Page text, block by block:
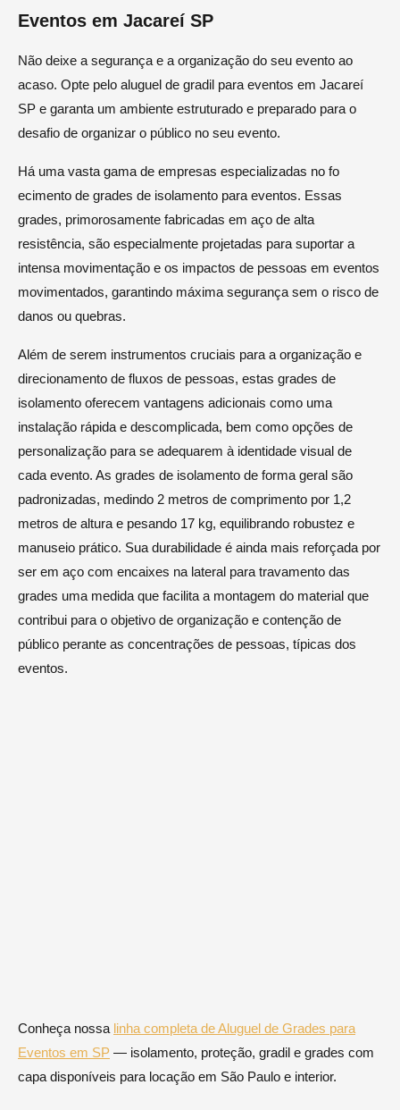
Eventos em Jacareí SP
Não deixe a segurança e a organização do seu evento ao
acaso. Opte pelo aluguel de gradil para eventos em Jacareí
SP e garanta um ambiente estruturado e preparado para o
desafio de organizar o público no seu evento.
Há uma vasta gama de empresas especializadas no fo
ecimento de grades de isolamento para eventos. Essas
grades, primorosamente fabricadas em aço de alta
resistência, são especialmente projetadas para suportar a
intensa movimentação e os impactos de pessoas em eventos
movimentados, garantindo máxima segurança sem o risco de
danos ou quebras.
Além de serem instrumentos cruciais para a organização e
direcionamento de fluxos de pessoas, estas grades de
isolamento oferecem vantagens adicionais como uma
instalação rápida e descomplicada, bem como opções de
personalização para se adequarem à identidade visual de
cada evento. As grades de isolamento de forma geral são
padronizadas, medindo 2 metros de comprimento por 1,2
metros de altura e pesando 17 kg, equilibrando robustez e
manuseio prático. Sua durabilidade é ainda mais reforçada por
ser em aço com encaixes na lateral para travamento das
grades uma medida que facilita a montagem do material que
contribui para o objetivo de organização e contenção de
público perante as concentrações de pessoas, típicas dos
eventos.
Conheça nossa linha completa de Aluguel de Grades para
Eventos em SP — isolamento, proteção, gradil e grades com
capa disponíveis para locação em São Paulo e interior.